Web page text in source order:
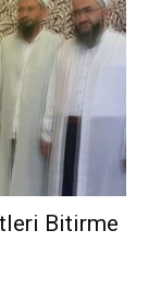
Bitirme